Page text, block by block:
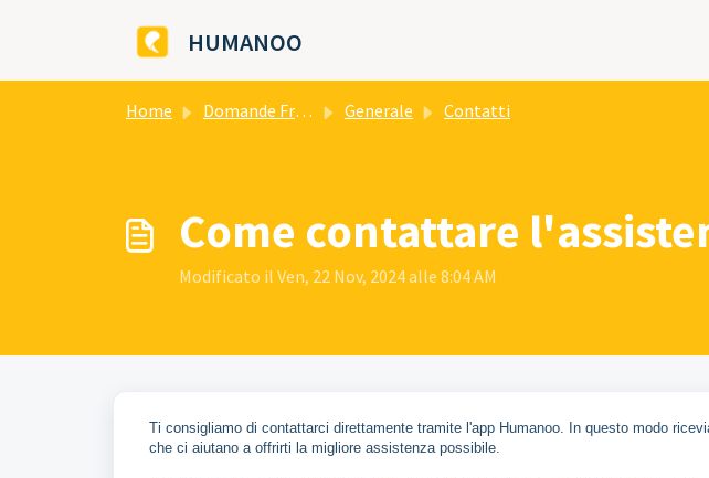
HUMANOO
Home Domande Frequenti (FAQ) Generale Contatti
Come contattare
Modificato il Ven, 22 Nov, 2024 alle 8:04 AM
Ti consigliamo di contattarci direttamente tramite l'app Humanoo. In questo modo
che ci aiutano a offrirti la migliore assistenza possibile.